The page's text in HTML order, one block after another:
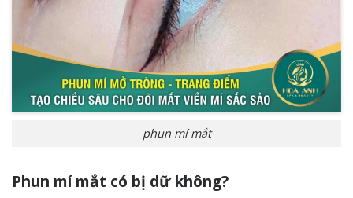
phun mí mắt
Phun mí mắt có bị dữ không?